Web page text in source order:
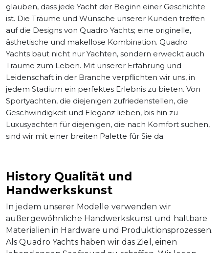
Unternehmens
glauben, dass jede Yacht der Beginn einer Geschichte
ist. Die Träume und Wünsche unserer Kunden treffen
auf die Designs von Quadro Yachts; eine originelle,
ästhetische und makellose Kombination. Quadro
Yachts baut nicht nur Yachten, sondern erweckt auch
Träume zum Leben. Mit unserer Erfahrung und
Leidenschaft in der Branche verpflichten wir uns, in
jedem Stadium ein perfektes Erlebnis zu bieten. Von
Sportyachten, die diejenigen zufriedenstellen, die
Geschwindigkeit und Eleganz lieben, bis hin zu
Luxusyachten für diejenigen, die nach Komfort suchen,
sind wir mit einer breiten Palette für Sie da.
History Qualität und
Handwerkskunst
In jedem unserer Modelle verwenden wir
außergewöhnliche Handwerkskunst und haltbare
Materialien in Hardware und Produktionsprozessen.
Als Quadro Yachts haben wir das Ziel, einen